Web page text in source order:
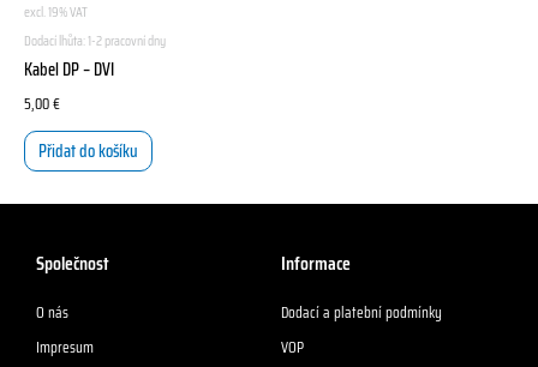
excl. 19% VAT
Dodací lhůta:1-2 pracovní dny
Kabel DP – DVI
5,00€
Přidat do košíku
Společnost
O nás
Impresum
Informace
Dodací a platební podmínky
VOP